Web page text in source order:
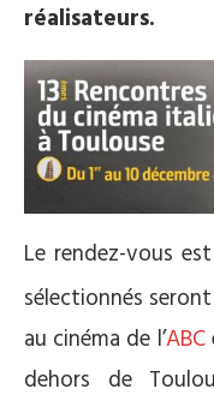
réalisateurs.
Le rendez-vous
sélectionnés
au cinéma de l’ABC
dehors de